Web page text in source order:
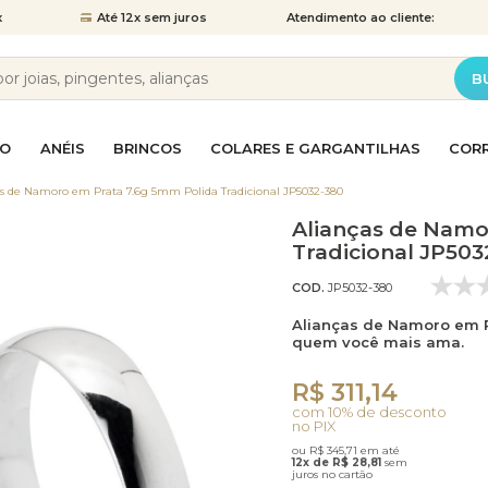
Até 12x sem juros Atendimento ao cliente:
ANÉIS
Anel
Anéis de Formatura
BRINCOS
Brincos
Brincos Gota
Brincos Pequenos Brincos
COLARES E GARGANTILHAS
Colar
Corrente Elo Português Corrente
Corrente
Correntes em Prata Correntes
Piercing de
Pingente
Pingente Ponto de Luz
Pingentes de Brincos Berloques
Pulseira
Pulseiras Masculinas
de Namoro em Prata 7.6g 5mm Polida Tradicional JP5032-380
Alianças de
Tradicional
COD. JP5032-380
Alianças de Namoro em
quem você mais ama.
R$ 311,14
com 10% de desconto
no PIX
ou R$ 345,71 em até
12x de R$ 28,81 sem
juros no cartão